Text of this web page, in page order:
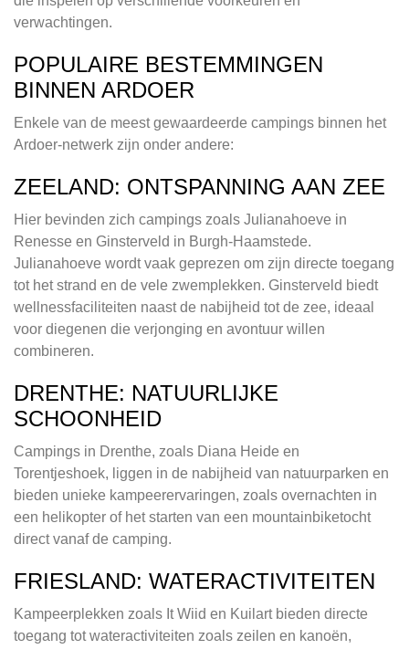
verwachtingen.
POPULAIRE BESTEMMINGEN
BINNEN ARDOER
Enkele van de meest gewaardeerde campings binnen het
Ardoer-netwerk zijn onder andere:
ZEELAND: ONTSPANNING AAN ZEE
Hier bevinden zich campings zoals Julianahoeve in
Renesse en Ginsterveld in Burgh-Haamstede.
Julianahoeve wordt vaak geprezen om zijn directe toegang
tot het strand en de vele zwemplekken. Ginsterveld biedt
wellnessfaciliteiten naast de nabijheid tot de zee, ideaal
voor diegenen die verjonging en avontuur willen
combineren.
DRENTHE: NATUURLIJKE
SCHOONHEID
Campings in Drenthe, zoals Diana Heide en
Torentjeshoek, liggen in de nabijheid van natuurparken en
bieden unieke kampeerervaringen, zoals overnachten in
een helikopter of het starten van een mountainbiketocht
direct vanaf de camping.
FRIESLAND: WATERACTIVITEITEN
Kampeerplekken zoals It Wiid en Kuilart bieden directe
toegang tot wateractiviteiten zoals zeilen en kanoën,